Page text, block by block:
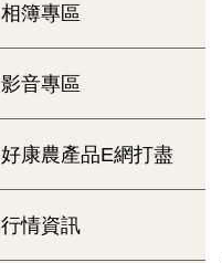
相簿專區
影音專區
好康農產品E網打盡
行情資訊